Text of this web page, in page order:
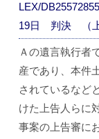
LEX/
19日 判決 （上
Ａの遺言執行者
産であり、本件
されているなど
けた上告人らに
事案の上告審に